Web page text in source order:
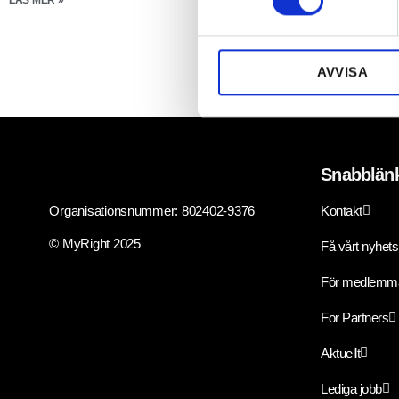
s
AVVISA
Josephine växte upp
LÄS MER »
Organisationsnummer: 802402-9376
© MyRight 2025
Kontakt
Få vårt
För
For Partners
Aktuellt
Lediga jobb